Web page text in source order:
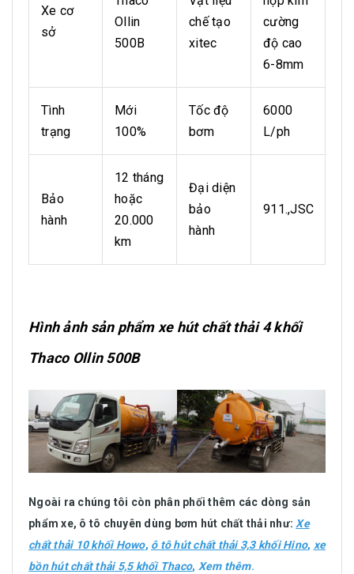
Xe cơ
sở
Ollin
500B
chế tạo
xitec
cường
độ cao
6-8mm
Tình
trạng
Mới
100%
Tốc độ
bơm
6000
L/ph
Bảo
hành
12 tháng
hoặc
20.000
km
Đại diện
bảo
hành
911.,JSC
Hình ảnh sản phẩm xe hút chất thải 4 khối
Thaco Ollin 500B
Ngoài ra chúng tôi còn phân phối thêm các dòng sản
phẩm xe, ô tô chuyên dùng bơm hút chất thải như:Xe
chất thải 10 khối Howo, ô tô hút chất thải 3,3 khối Hino, xe
bồn hút chất thải 5,5 khối Thaco, Xem thêm.